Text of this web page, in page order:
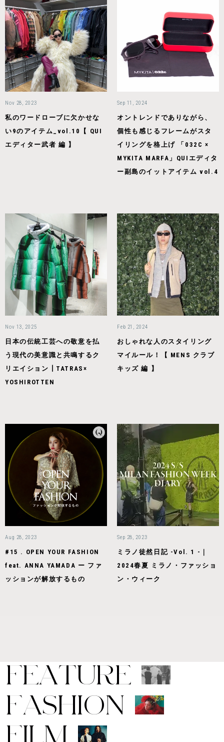
Nov 28, 2023
私のワードローブに欠かせな
い9のアイテム_vol.10【 QUI
エディター武者 編 】
Sep 11, 2024
オントレンドでありながら、
個性も感じるフレームがスタ
イリングを格上げ 「032C ×
MYKITA MARFA」QUIエディタ
ー副島のイットアイテム vol.4
Nov 13, 2025
日本の伝統工芸への敬意を払
う現代の美意識と共鳴するク
リエイション┃TATRAS×
YOSHIROTTEN
Feb 21, 2024
おしゃれな人のスタイリング
マイルール！【 MENS クラブ
キッズ 編 】
Aug 28, 2023
#15 . OPEN YOUR FASHION
feat. ANNA YAMADA ー ファ
ッションが解放するもの
Sep 28, 2023
ミラノ徒然日記 -Vol. 1 -｜
2024春夏 ミラノ・ファッショ
ン・ウィーク
FEATURE
FASHION
FILM